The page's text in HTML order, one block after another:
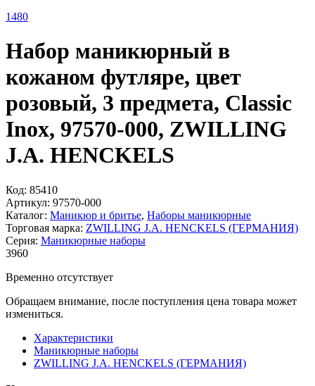
1480
Набор маникюрный в
кожаном футляре, цвет
розовый, 3 предмета, Classic
Inox, 97570-000, ZWILLING
J.A. HENCKELS
Код: 85410
Артикул: 97570-000
Каталог: Маникюр и бритье, Наборы маникюрные
Торговая марка: ZWILLING J.A. HENCKELS (ГЕРМАНИЯ)
Серия: Маникюрные наборы
3960
Временно отсутствует
Обращаем внимание, после поступления цена товара может
измениться.
Характеристики
Маникюрные наборы
ZWILLING J.A. HENCKELS (ГЕРМАНИЯ)